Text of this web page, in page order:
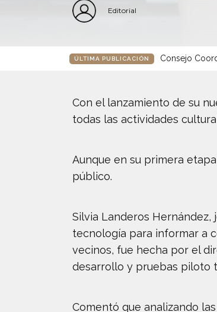
Editorial
ÚLTIMA PUBLICACIÓN Consejo
Con el lanzamiento de su
todas las actividades
Aunque en su primera
público.
Silvia Landeros
tecnología para informar a
vecinos, fue hecha por el
desarrollo y pruebas piloto
Comentó que analizando